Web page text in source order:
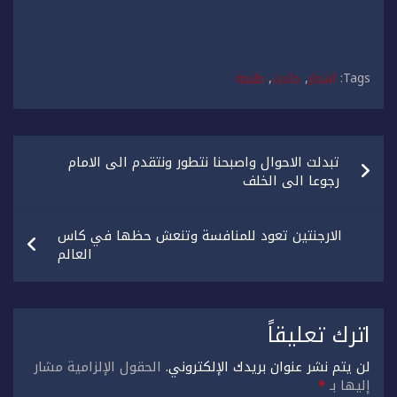
Tags: انتحار, حادث, طنجة
تصفّح
المقالاتتبدلت الاحوال واصبحنا نتطور ونتقدم الى الامام
رجوعا الى الخلف
الارجنتين تعود للمنافسة وتنعش حظها في كاس
العالم
اترك تعليقاً
لن يتم نشر عنوان بريدك الإلكتروني. الحقول الإلزامية مشار
إليها بـ*